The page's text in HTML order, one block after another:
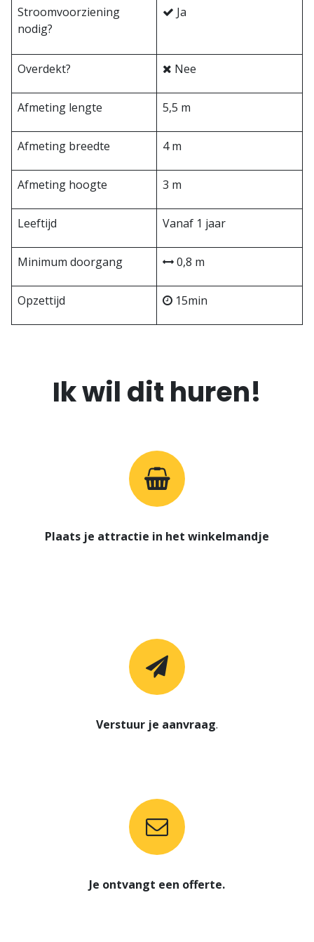
Stroomvoorziening
nodig?
Ja
Overdekt? Nee
Afmeting lengte 5,5 m
Afmeting breedte 4 m
Afmeting hoogte 3 m
Leeftijd Vanaf 1 jaar
Minimum doorgang 0,8 m
Opzettijd 15min
Ik wil dit huren!
Plaats je attractie in het winkelmandje
Verstuur je aanvraag.
Je ontvangt een offerte.